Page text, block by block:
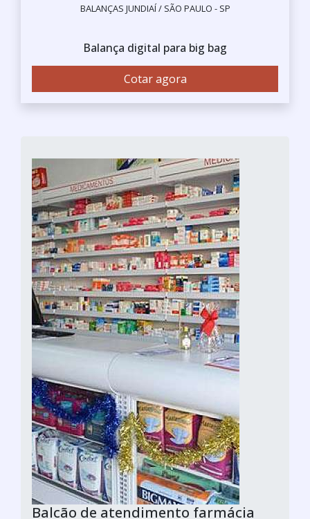
BALANÇAS JUNDIAÍ / SÃO PAULO - SP
Balança digital para big bag
Cotar agora
Balcão de atendimento farmácia